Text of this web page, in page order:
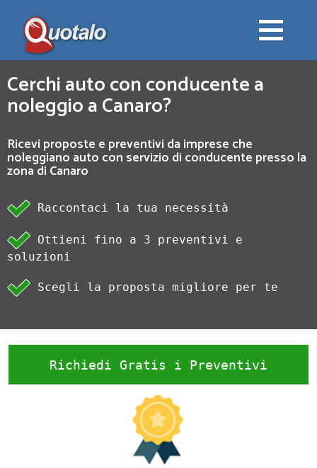
Cerchi auto con conducente a
noleggio a Canaro?
Ricevi proposte e preventivi da imprese che
noleggiano auto con servizio di conducente presso la
zona di Canaro
Raccontaci la tua necessità
Ottieni fino a 3 preventivi e
soluzioni
Scegli la proposta migliore per te
Richiedi Gratis i Preventivi